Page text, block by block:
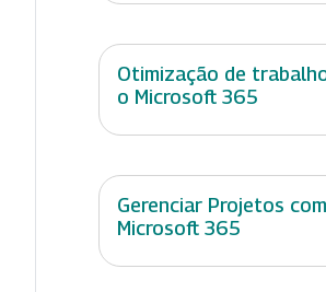
Otimização de
o Microsoft 365
Gerenciar Projetos
Microsoft 365